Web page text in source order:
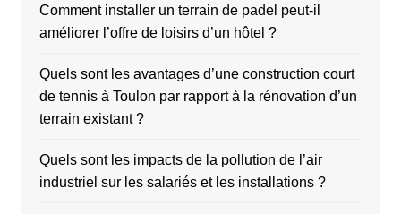
Comment installer un terrain de padel peut-il
améliorer l’offre de loisirs d’un hôtel ?
Quels sont les avantages d’une construction court
de tennis à Toulon par rapport à la rénovation d’un
terrain existant ?
Quels sont les impacts de la pollution de l’air
industriel sur les salariés et les installations ?